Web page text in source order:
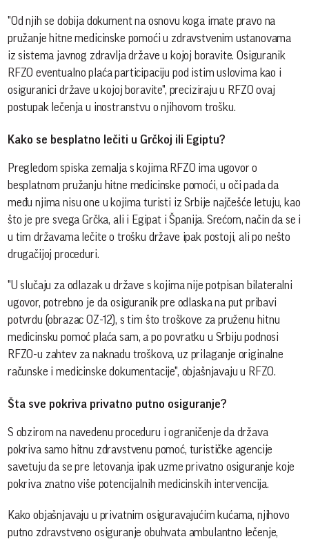
"Od njih se dobija dokument na osnovu koga imate pravo na
pružanje hitne medicinske pomoći u zdravstvenim ustanovama
iz sistema javnog zdravlja države u kojoj boravite. Osiguranik
RFZO eventualno plaća participaciju pod istim uslovima kao i
osiguranici države u kojoj boravite", preciziraju u RFZO ovaj
postupak lečenja u inostranstvu o njihovom trošku.
Kako se besplatno lečiti u Grčkoj ili Egiptu?
Pregledom spiska zemalja s kojima RFZO ima ugovor o
besplatnom pružanju hitne medicinske pomoći, u oči pada da
među njima nisu one u kojima turisti iz Srbije najčešće letuju, kao
što je pre svega Grčka, ali i Egipat i Španija. Srećom, način da se i
u tim državama lečite o trošku države ipak postoji, ali po nešto
drugačijoj proceduri.
"U slučaju za odlazak u države s kojima nije potpisan bilateralni
ugovor, potrebno je da osiguranik pre odlaska na put pribavi
potvrdu (obrazac OZ-12), s tim što troškove za pruženu hitnu
medicinsku pomoć plaća sam, a po povratku u Srbiju podnosi
RFZO-u zahtev za naknadu troškova, uz prilaganje originalne
računske i medicinske dokumentacije", objašnjavaju u RFZO.
Šta sve pokriva privatno putno osiguranje?
S obzirom na navedenu proceduru i ograničenje da država
pokriva samo hitnu zdravstvenu pomoć, turističke agencije
savetuju da se pre letovanja ipak uzme privatno osiguranje koje
pokriva znatno više potencijalnih medicinskih intervencija.
Kako objašnjavaju u privatnim osiguravajućim kućama, njihovo
putno zdravstveno osiguranje obuhvata ambulantno lečenje,